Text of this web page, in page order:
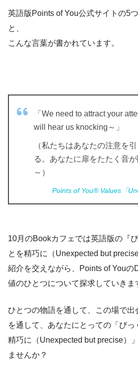
英語版Points of You公式サイトの5
と、
こんな言葉が書かれています。
「We need to attract your
will hear us knocking～」
（私たちはあなたの注意を
る。あなたに扉をたたく音
～）
Points of You® Values「
10月のBookカフェでは英語版の『
とを精巧に（Unexpected but
紹介を交えながら、Points of Youの
値のひとつについて探求していきま
ひとつの物語を通して、この場で出
を通して、あなたにとっての「び
精巧に（Unexpected but precise）
ませんか？